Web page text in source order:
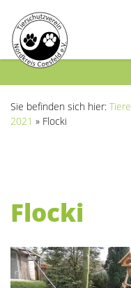
Sie befinden sich hier: Tiere
2021 » Flocki
Flocki